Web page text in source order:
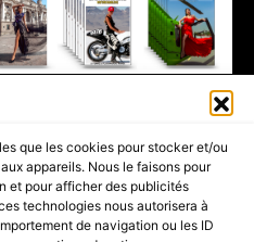
que les cookies pour stocker et/ou
appareils. Nous le faisons pour
et pour afficher des publicités
technologies nous autorisera à
de navigation ou les ID
GROUP.EDITOR - ADVERTISING
MEDIANE.
35 MAGAZINES